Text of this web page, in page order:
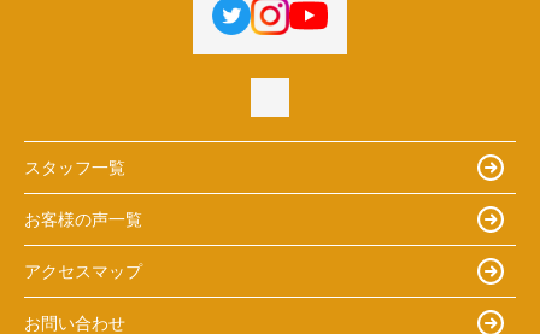
スタッフ一覧
お客様の声一覧
アクセスマップ
お問い合わせ